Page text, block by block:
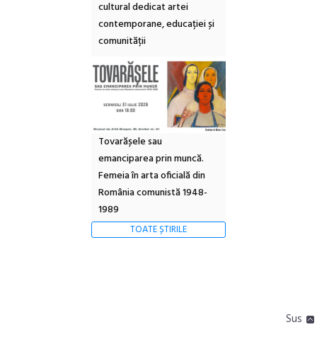
cultural dedicat artei
contemporane, educației și
comunității
Tovarășele sau
emanciparea prin muncă.
Femeia în arta oficială din
România comunistă 1948-
1989
TOATE ȘTIRILE
Sus